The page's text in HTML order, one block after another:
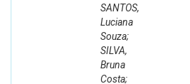
SANTOS,
Luciana
Souza;
SILVA,
Bruna
Costa;